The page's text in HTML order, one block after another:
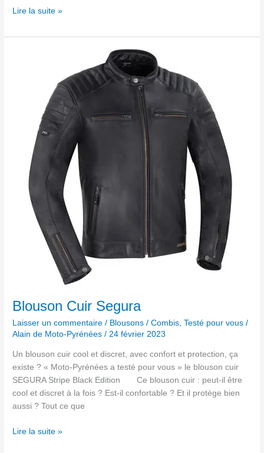
Lire la suite »
Blouson Cuir Segura
Laisser un commentaire / Blousons / Combis,Testé pour vous /
Alain de Moto-Pyrénées/24 février 2023
Un blouson cuir cool et discret, avec confort et protection, ça
existe ? « Moto-Pyrénées a testé pour vous » le blouson cuir
SEGURA Stripe Black Edition Ce blouson cuir : peut-il être
cool et discret à la fois ? Est-il confortable ? Et il protège bien
aussi ? Tout ce que
Lire la suite »